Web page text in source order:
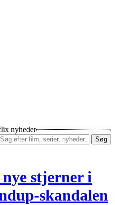
nyheder
Søg
stjerner i
skandalen